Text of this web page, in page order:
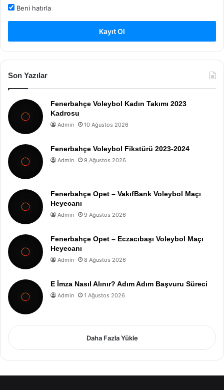
Beni hatırla
Kayıt Ol
Son Yazılar
Fenerbahçe Voleybol Kadın Takımı 2023
Kadrosu
Admin 10 Ağustos 2026
Fenerbahçe Voleybol Fikstürü 2023-2024
Admin 9 Ağustos 2026
Fenerbahçe Opet – VakıfBank Voleybol Maçı
Heyecanı
Admin 9 Ağustos 2026
Fenerbahçe Opet – Eczacıbaşı Voleybol Maçı
Heyecanı
Admin 8 Ağustos 2026
E İmza Nasıl Alınır? Adım Adım Başvuru Süreci
Admin 1 Ağustos 2026
Daha Fazla Yükle